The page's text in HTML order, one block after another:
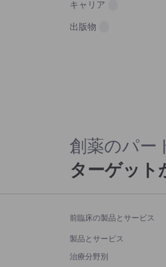
キャリア
出版物
創薬のパー
ターゲット
前臨床の製品とサービス
製品とサービス
治療分野別